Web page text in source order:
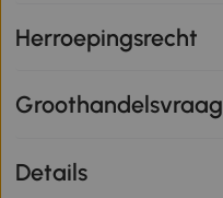
Herroepingsrecht
Groothandelsvraag
Details